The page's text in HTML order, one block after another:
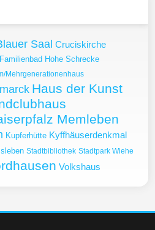
Saal Cruciskirche
Familienbad Hohe Schrecke
Mehrgenerationenhaus
Haus der Kunst
Memleben
Kupferhütte Kyffhäuserdenkmal
Stadtbibliothek Stadtpark Wiehe
Volkshaus